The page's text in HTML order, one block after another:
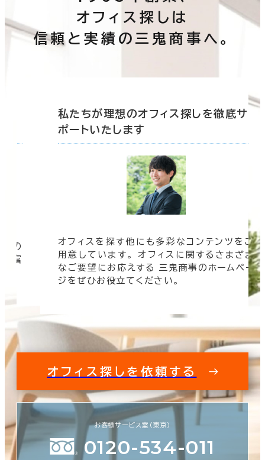
オフィス探しは
信頼と実績の三鬼商事へ。
の
豊富
私たちが理想のオフィス探しを徹底サ
ポートいたします
オフィスを探す他にも多彩なコンテンツをご
用意しています。 オフィスに関するさまざま
なご要望にお応えする 三鬼商事のホームペー
ジをぜひお役立てください。
オフィス探しを依頼する
お客様サービス室（東京）
0120-534-011